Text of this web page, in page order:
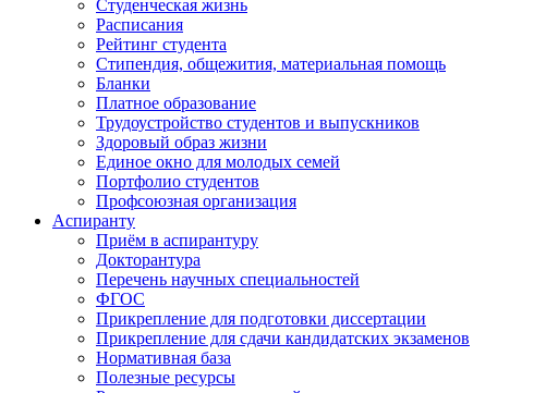
Студенческая жизнь
Расписания
Рейтинг студента
Стипендия, общежития, материальная помощь
Бланки
Платное образование
Трудоустройство студентов и выпускников
Здоровый образ жизни
Единое окно для молодых семей
Портфолио студентов
Профсоюзная организация
Аспиранту
Приём в аспирантуру
Докторантура
Перечень научных специальностей
ФГОС
Прикрепление для подготовки диссертации
Прикрепление для сдачи кандидатских экзаменов
Нормативная база
Полезные ресурсы